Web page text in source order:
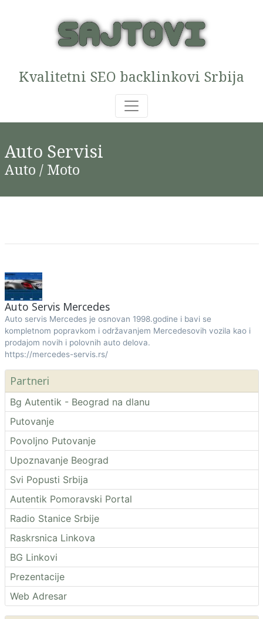
Kvalitetni SEO backlinkovi Srbija
Auto Servisi
Auto / Moto
Auto Servis Mercedes
Auto servis Mercedes je osnovan 1998.godine i bavi se
kompletnom popravkom i održavanjem Mercedesovih vozila kao i
prodajom novih i polovnih auto delova.
https://mercedes-servis.rs/
Partneri
Bg Autentik - Beograd na dlanu
Putovanje
Povoljno Putovanje
Upoznavanje Beograd
Svi Popusti Srbija
Autentik Pomoravski Portal
Radio Stanice Srbije
Raskrsnica Linkova
BG Linkovi
Prezentacije
Web Adresar